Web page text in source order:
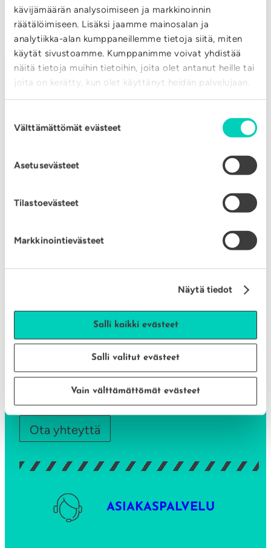
kävijämäärän analysoimiseen ja markkinoinnin
räätälöimiseen. Lisäksi jaamme mainosalan ja
analytiikka-alan kumppaneillemme tietoja siitä, miten
käytät sivustoamme. Kumppanimme voivat yhdistää
näitä tietoja muihin tietoihin, joita olet antanut heille tai
joita on kerätty, kun olet käyttänyt heidän palvelujaan.
valinta
Välttämättömät evästeet
Asetusevästeet
Tilastoevästeet
Markkinointievästeet
Näytä tiedot
Salli kaikki evästeet
Salli valitut evästeet
Vain välttämättömät evästeet
YHTEYSTIEDOT
Äänekosken Energia
44100 ÄÄNEKOSKI
Aukioloajat
MA-PE: 8 – 15
Ota yhteyttä
ASIAKASPALVELU